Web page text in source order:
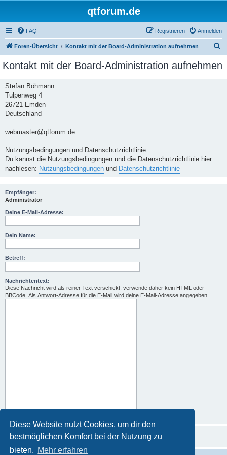
Diese Website nutzt Cookies, um dir den
bestmöglichen Komfort bei der Nutzung zu
bieten. Mehr erfahren
qtforum.de
FAQ Anmelden
Registrieren
Foren-Übersicht Kontakt mit der Board-Administration aufnehmen
c
Kontakt mit der Board-Administration aufnehmen
Stefan Böhmann
Tulpenweg 4
26721 Emden
Deutschland
webmaster@qtforum.de
Nutzungsbedingungen und Datenschutzrichtlinie
Du kannst die Nutzungsbedingungen und die Datenschutzrichtlinie hier
nachlesen: Nutzungsbedingungen und Datenschutzrichtlinie
Empfänger:
Administrator
Deine E-Mail-Adresse:
Dein Name:
Betreff:
Nachrichtentext:
Diese Nachricht wird als reiner Text verschickt, verwende daher kein HTML oder
BBCode. Als Antwort-Adresse für die E-Mail wird deine E-Mail-Adresse angegeben.